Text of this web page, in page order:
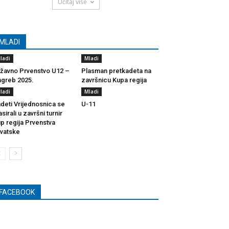
Prvenstvo U12 –
2025.
Mladi
Plasman pretkadeta na
završnicu Kupa regija
Vrijednosnica se
u završni turnir
regija Prvenstva
Mladi
U-11